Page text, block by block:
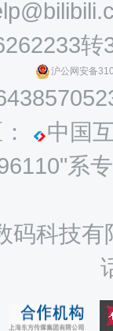
转
沪公网安备
中国
系
码科技有